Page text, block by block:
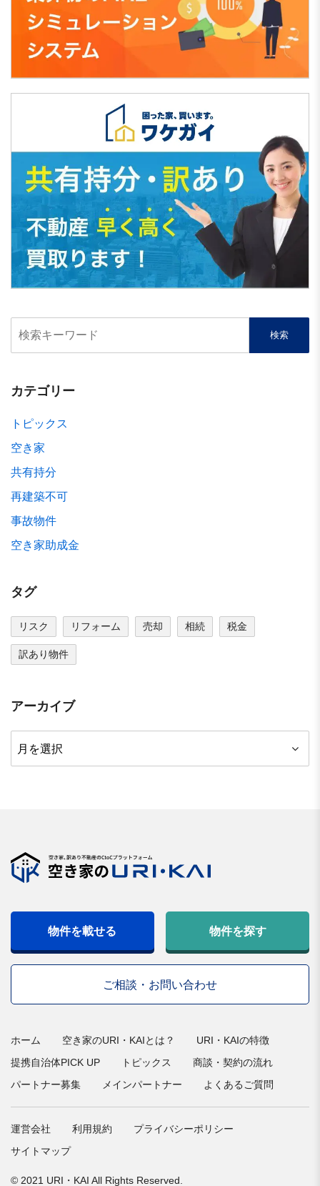
カテゴリー
トピックス
空き家
共有持分
再建築不可
事故物件
空き家助成金
タグ
リスク リフォーム 売却 相続 税金
訳あり物件
アーカイブ
ー
物件を載せる 物件を探す
ご相談・お問い合わせ
ホーム 空き家のURI・KAIとは？
URI・KAIの特徴
提携自治体PICK UP
トピックス
商談・契約の流れ
パートナー募集
メインパートナー よくあるご質問
運営会社 利用規約
プライバシーポリシー
サイトマップ
© 2021 URI・KAI All Rights Reserved.